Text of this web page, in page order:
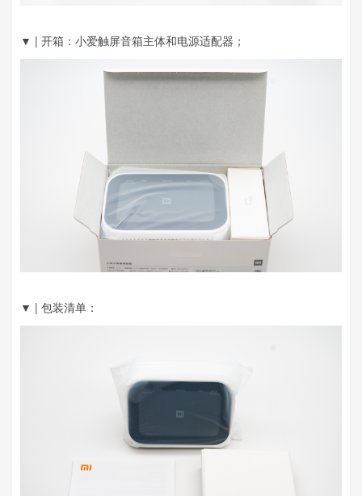
▼ | 开箱：小爱触屏音箱主体和电源适配器；
▼ | 包装清单：